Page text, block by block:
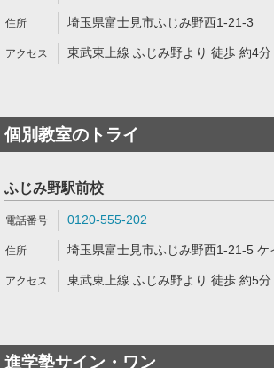
埼玉県富士見市ふじみ野西1-21-3
東武東上線 ふじみ野より 徒歩 約4分
個別教室のトライ
ふじみ野駅前校
0120-555-202
埼玉県富士見市ふじみ野西1-21-5 ケ
東武東上線 ふじみ野より 徒歩 約5分
進学塾サイン・ワン